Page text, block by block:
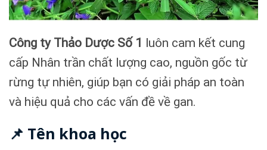
Công ty Thảo Dược Số 1 luôn cam kết cung
cấp Nhân trần chất lượng cao, nguồn gốc từ
rừng tự nhiên, giúp bạn có giải pháp an toàn
và hiệu quả cho các vấn đề về gan.
📌 Tên khoa học